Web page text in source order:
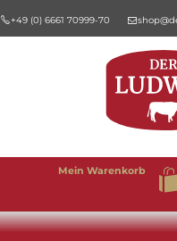
+49 (0) 6661 70999-70
Mein Warenkorb